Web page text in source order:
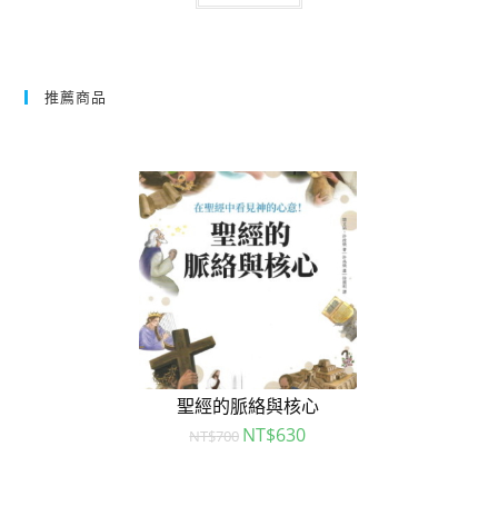
推薦商品
聖經的脈絡與核心
NT$700 NT$630